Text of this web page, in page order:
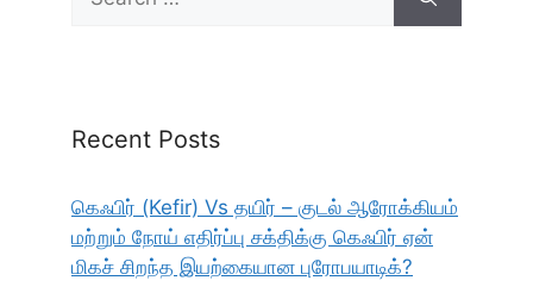
for:
Recent Posts
கெஃபிர் (Kefir) Vs தயிர் – குடல் ஆரோக்கியம்
மற்றும் நோய் எதிர்ப்பு சக்திக்கு கெஃபிர் ஏன்
மிகச் சிறந்த இயற்கையான புரோபயாடிக்?